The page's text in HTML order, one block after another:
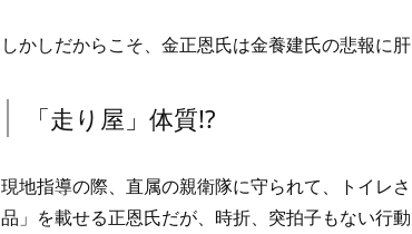
しかしだからこそ、金正恩氏は金養建氏の悲報に
「走り屋」体質!?
現地指導の際、直属の親衛隊に守られて、トイレ
品」を載せる正恩氏だが、時折、突拍子もない行